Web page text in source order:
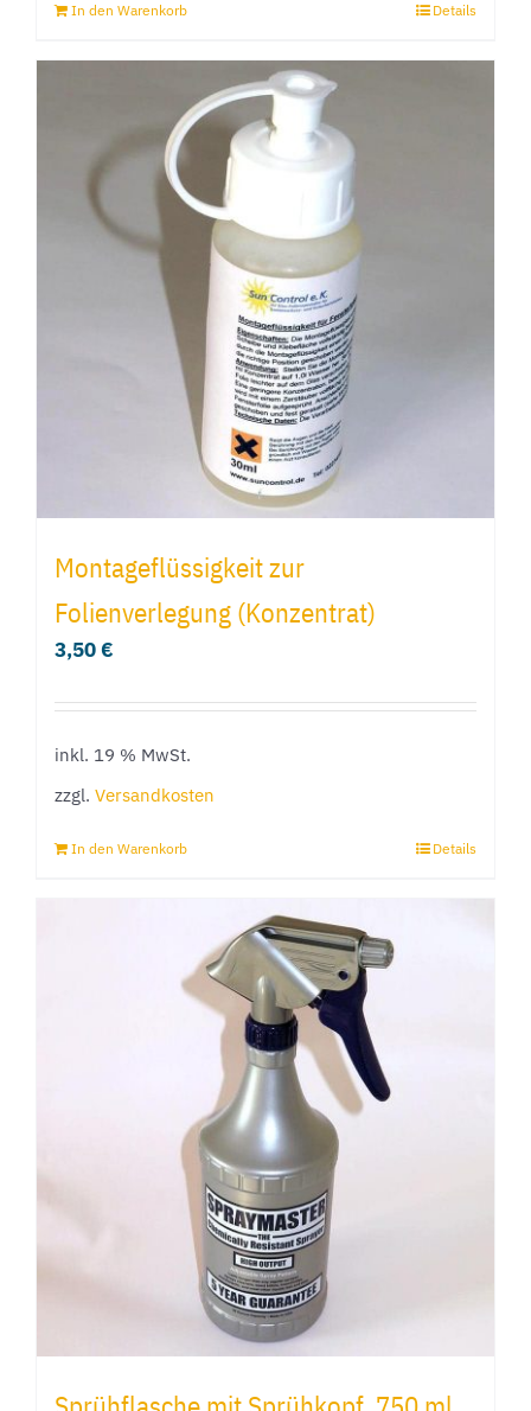
In den Warenkorb Details
Montageflüssigkeit zur
Folienverlegung (Konzentrat)
3,50€
inkl. 19 % MwSt.
zzgl. Versandkosten
In den Warenkorb Details